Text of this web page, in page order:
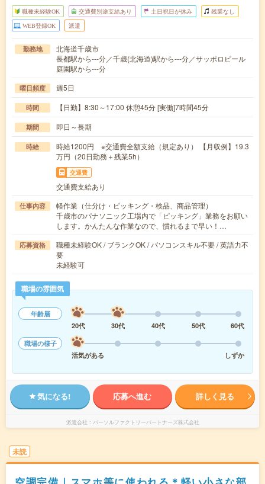
職種未経験OK 交通費別途支給あり 土日祝日が休み 残業なし
WEB登録OK 派遣
勤務地
北海道千歳市
長都駅から---分／千歳(北海道)駅から---分／サッポロビール
庭園駅から---分
曜日頻度 週5日
時間 【日勤】8:30～17:00 休憩45分 [実働]7時間45分
期間 即日～長期
時給
時給1200円 ※交通費全額支給（規定あり） 【月収例】19.3
万円（20日勤務＋残業5h）
交通費
交通費支給あり
仕事内容
軽作業（仕分け・ピッキング・検品、商品管理）
千歳市のパナソニック工場内で「ピッキング」業務をお願い
します。かんたんな作業なので、慣れるまで早い！…
応募資格
職種未経験OK / ブランクOK / パソコンスキル不要 / 英語力不
要
未経験可
職場の雰囲気
年齢層
20代
30代 40代 50代
60代
職場の様子
活気がある
しずか
気になる! 応募へ進む 詳しく見る
派遣会社 パーソルファクトリーパートナーズ株式会社
未読